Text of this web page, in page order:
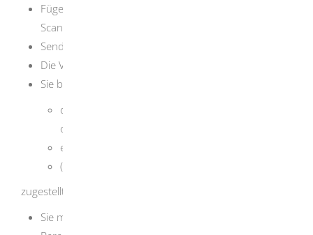
Fügen Sie die weiteren geforderten Unterlagen als
Scan hinzu.
Senden Sie Ihren Antrag ab.
Die Vergabestelle prüft Ihren Antrag.
Sie bekommen dann per Post
den Nachweis über die Berechtigung zugestellt
oder
einen Bescheid über die Ablehnung
(oder eine Aufforderung zur Neubeantragung)
zugestellt.
Sie müssen dann einen